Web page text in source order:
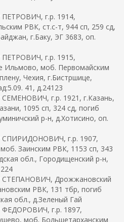
г.р. 1914,
РВК, ст.с-т, 944 сп, 259 сд,
г.Баку, ЭГ 3683, оп.
г.р. 1915,
Ильмово, моб. Первомайским
Чехия, г.Бистршице,
41, д.24123
г.р. 1921, г.Казань,
1095 сп, 324 сд, погиб
р-н, д.Хотисино, оп.
г.р. 1907,
Заинским РВК, 1153 сп, 343
обл., Городищенский р-н,
Дрожжановский
РВК, 131 тбр, погиб
обл., д.Зеленый Гай
г.р. 1897,
моб. Большетарханским